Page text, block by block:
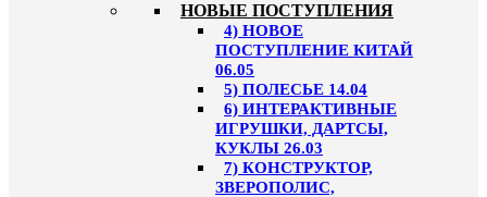
НОВЫЕ ПОСТУПЛЕНИЯ
4) НОВОЕ
ПОСТУПЛЕНИЕ КИТАЙ
06.05
5) ПОЛЕСЬЕ 14.04
6) ИНТЕРАКТИВНЫЕ
ИГРУШКИ, ДАРТСЫ,
КУКЛЫ 26.03
7) КОНСТРУКТОР,
ЗВЕРОПОЛИС,